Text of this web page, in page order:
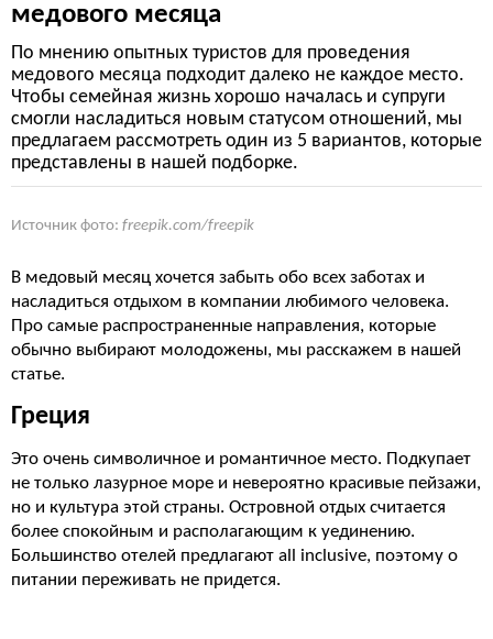
медового месяца
По мнению опытных туристов для проведения
медового месяца подходит далеко не каждое место.
Чтобы семейная жизнь хорошо началась и супруги
смогли насладиться новым статусом отношений, мы
предлагаем рассмотреть один из 5 вариантов, которые
представлены в нашей подборке.
Источник фото: freepik.com/freepik
В медовый месяц хочется забыть обо всех заботах и
насладиться отдыхом в компании любимого человека.
Про самые распространенные направления, которые
обычно выбирают молодожены, мы расскажем в нашей
статье.
Греция
Это очень символичное и романтичное место. Подкупает
не только лазурное море и невероятно красивые пейзажи,
но и культура этой страны. Островной отдых считается
более спокойным и располагающим к уединению.
Большинство отелей предлагают all inclusive, поэтому о
питании переживать не придется.